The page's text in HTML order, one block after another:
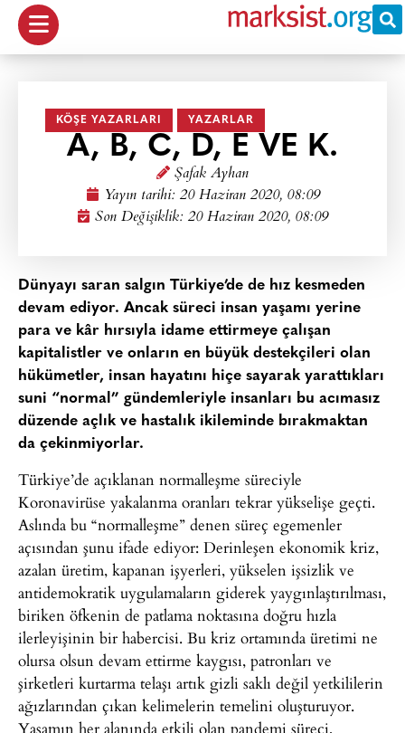
KÖŞE YAZARLARI YAZARLAR
A, B, C, D, E VE K.
Şafak Ayhan
Yayın tarihi: 20 Haziran 2020, 08:09
Son Değişiklik: 20 Haziran 2020, 08:09
Dünyayı saran salgın Türkiye’de de hız kesmeden
devam ediyor. Ancak süreci insan yaşamı yerine
para ve kâr hırsıyla idame ettirmeye çalışan
kapitalistler ve onların en büyük destekçileri olan
hükümetler, insan hayatını hiçe sayarak yarattıkları
suni “normal” gündemleriyle insanları bu acımasız
düzende açlık ve hastalık ikileminde bırakmaktan
da çekinmiyorlar.
Türkiye’de açıklanan normalleşme süreciyle
Koronavirüse yakalanma oranları tekrar yükselişe geçti.
Aslında bu “normalleşme” denen süreç egemenler
açısından şunu ifade ediyor: Derinleşen ekonomik kriz,
azalan üretim, kapanan işyerleri, yükselen işsizlik ve
antidemokratik uygulamaların giderek yaygınlaştırılması,
biriken öfkenin de patlama noktasına doğru hızla
ilerleyişinin bir habercisi. Bu kriz ortamında üretimi ne
olursa olsun devam ettirme kaygısı, patronları ve
şirketleri kurtarma telaşı artık gizli saklı değil yetkililerin
ağızlarından çıkan kelimelerin temelini oluşturuyor.
Yaşamın her alanında etkili olan pandemi süreci,